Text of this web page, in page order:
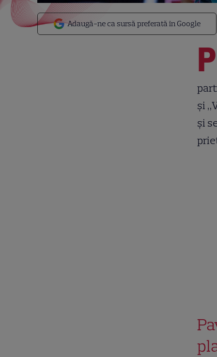
Adaugă-ne ca sursă preferată în Google
P
și
și